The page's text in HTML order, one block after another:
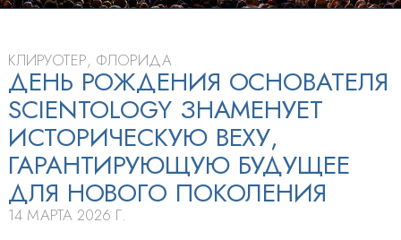
КЛИРУОТЕР, ФЛОРИДА
ДЕНЬ РОЖДЕНИЯ ОСНОВАТЕЛЯ
SCIENTOLOGY ЗНАМЕНУЕТ
ИСТОРИЧЕСКУЮ ВЕХУ,
ГАРАНТИРУЮЩУЮ БУДУЩЕЕ
ДЛЯ НОВОГО ПОКОЛЕНИЯ
14 МАРТА 2026 Г.